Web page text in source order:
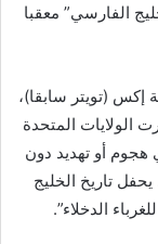
الفارسي” معقبا
(تويتر سابقا)،
الولايات المتحدة
هجوم أو تهديد دون
تاريخ الخليج
الدخلاء”.